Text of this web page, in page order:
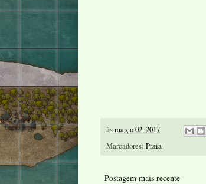
àsmarço 02, 2017
Marcadores: Praia
Postagem mais recente